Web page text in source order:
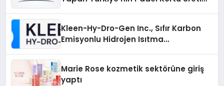
Kleen-Hy-Dro-Gen Inc., Sıfır Karbon
Emisyonlu Hidrojen Isıtma
Marie Rose kozmetik sektörüne giriş
yaptı